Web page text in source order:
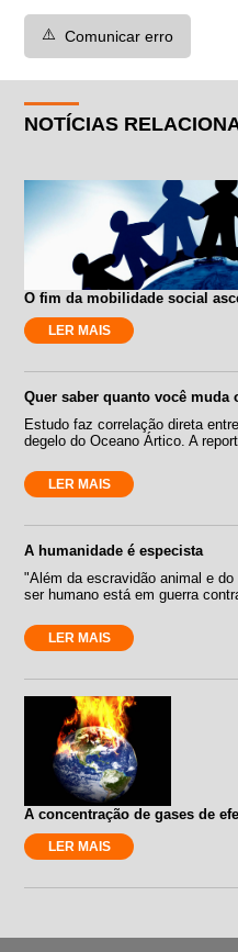
⚠️ Comunicar erro
NOTÍCIAS
O fim da mobilidade social
LER MAIS
Quer saber quanto você muda
Estudo faz correlação direta
degelo do Oceano Ártico. A
LER MAIS
A humanidade é especista
"Além da escravidão animal e
ser humano está em guerra
LER MAIS
A concentração de gases de
LER MAIS